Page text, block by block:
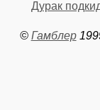
Дурак
© Гамблер